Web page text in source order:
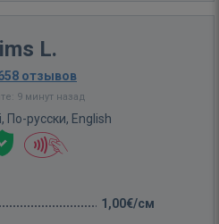
L.
отзывов
9 минут назад
По-русски, English
1,00€/см